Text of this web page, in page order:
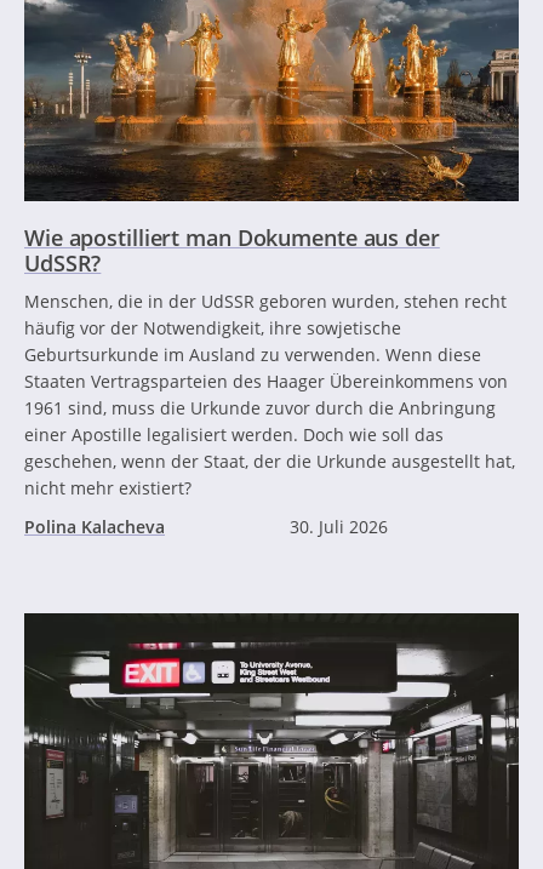
Wie apostilliert man Dokumente aus der
UdSSR?
Menschen, die in der UdSSR geboren wurden, stehen recht
häufig vor der Notwendigkeit, ihre sowjetische
Geburtsurkunde im Ausland zu verwenden. Wenn diese
Staaten Vertragsparteien des Haager Übereinkommens von
1961 sind, muss die Urkunde zuvor durch die Anbringung
einer Apostille legalisiert werden. Doch wie soll das
geschehen, wenn der Staat, der die Urkunde ausgestellt hat,
nicht mehr existiert?
Polina Kalacheva
30. Juli 2026